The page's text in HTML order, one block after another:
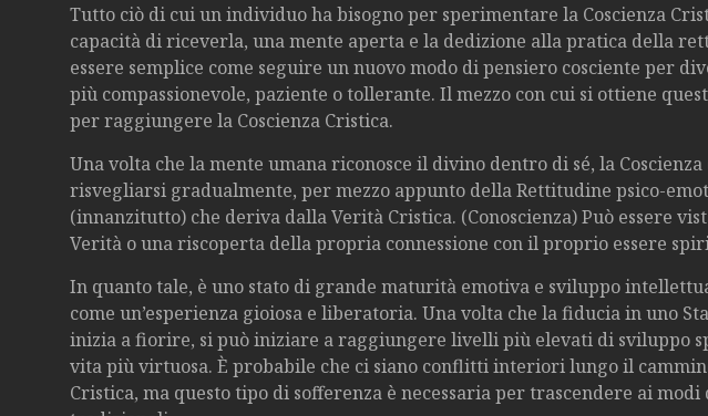
Tutto ciò di cui un individuo ha bisogno per sperimentare la Coscienza
capacità di riceverla, una mente aperta e la dedizione alla pratica della
essere semplice come seguire un nuovo modo di pensiero cosciente per
più compassionevole, paziente o tollerante. Il mezzo con cui si ottiene
per raggiungere la Coscienza Cristica.
Una volta che la mente umana riconosce il divino dentro di sé, la
risvegliarsi gradualmente, per mezzo appunto della Rettitudine psico-
(innanzitutto) che deriva dalla Verità Cristica. (Conoscienza) Può essere
Verità o una riscoperta della propria connessione con il proprio essere
In quanto tale, è uno stato di grande maturità emotiva e sviluppo
come un’esperienza gioiosa e liberatoria. Una volta che la fiducia in uno
inizia a fiorire, si può iniziare a raggiungere livelli più elevati di sviluppo
vita più virtuosa. È probabile che ci siano conflitti interiori lungo il
Cristica, ma questo tipo di sofferenza è necessaria per trascendere ai modi